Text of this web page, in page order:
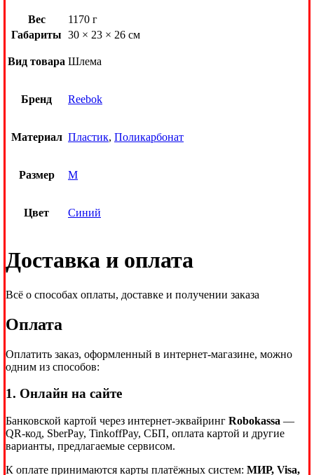
Вес
1170 г
Габариты 30 × 23 × 26 см
Вид товара Шлема
Бренд Reebok
Материал Пластик, Поликарбонат
Размер M
Цвет Синий
Доставка и оплата
Всё о способах оплаты, доставке и получении заказа
Оплата
Оплатить заказ, оформленный в интернет-магазине, можно
одним из способов:
1. Онлайн на сайте
Банковской картой через интернет-эквайринг Robokassa —
QR-код, SberPay, TinkoffPay, СБП, оплата картой и другие
варианты, предлагаемые сервисом.
К оплате принимаются карты платёжных систем: МИР, Visa,